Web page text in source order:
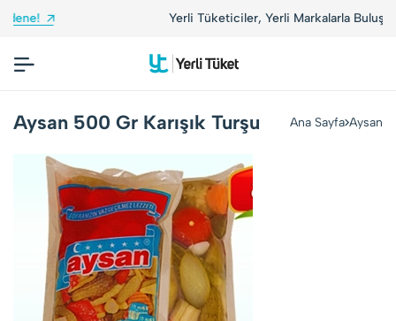
Yerli Tüketiciler, Yerli Markalarla Buluşuyor!
Aysan 500 Gr Karışık Turşu Ana Sayfa Aysan